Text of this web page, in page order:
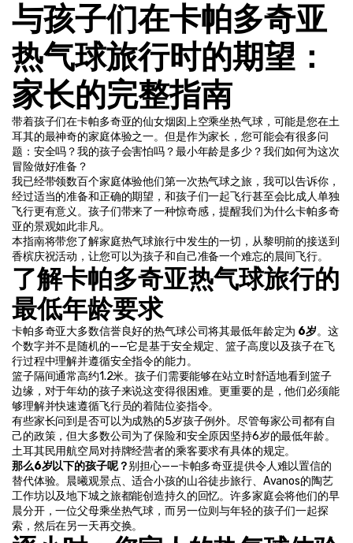
与孩子们在卡帕多奇亚
热气球旅行时的期望：
家长的完整指南
带着孩子们在卡帕多奇亚的仙女烟囱上空乘坐热气球，可能是您在土
耳其的最神奇的家庭体验之一。但是作为家长，您可能会有很多问
题：安全吗？我的孩子会害怕吗？最小年龄是多少？我们如何为这次
冒险做好准备？
我已经带领数百个家庭体验他们第一次热气球之旅，我可以告诉你，
经过适当的准备和正确的期望，和孩子们一起飞行甚至会比成人单独
飞行更有意义。孩子们带来了一种惊奇感，提醒我们为什么卡帕多奇
亚的景观如此非凡。
本指南将带您了解家庭热气球旅行中发生的一切，从黎明前的接送到
香槟庆祝活动，让您可以为孩子和自己准备一个难忘的晨间飞行。
了解卡帕多奇亚热气球旅行的
最低年龄要求
卡帕多奇亚大多数信誉良好的热气球公司将其最低年龄定为 6岁。这
个数字并不是随机的——它是基于安全规定、篮子高度以及孩子在飞
行过程中理解并遵循安全指令的能力。
篮子隔间通常高约1.2米。孩子们需要能够在站立时舒适地看到篮子
边缘，对于年幼的孩子来说这变得很困难。更重要的是，他们必须能
够理解并快速遵循飞行员的着陆位姿指令。
有些家长问到是否可以为成熟的5岁孩子例外。尽管每家公司都有自
己的政策，但大多数公司为了保险和安全原因坚持6岁的最低年龄。
土耳其民用航空局对持牌经营者的乘客要求有具体的规定。
那么6岁以下的孩子呢？别担心——卡帕多奇亚提供令人难以置信的
替代体验。晨曦观景点、适合小孩的山谷徒步旅行、Avanos的陶艺
工作坊以及地下城之旅都能创造持久的回忆。许多家庭会将他们的早
晨分开，一位父母乘坐热气球，而另一位则与年轻的孩子们一起探
索，然后在另一天再交换。